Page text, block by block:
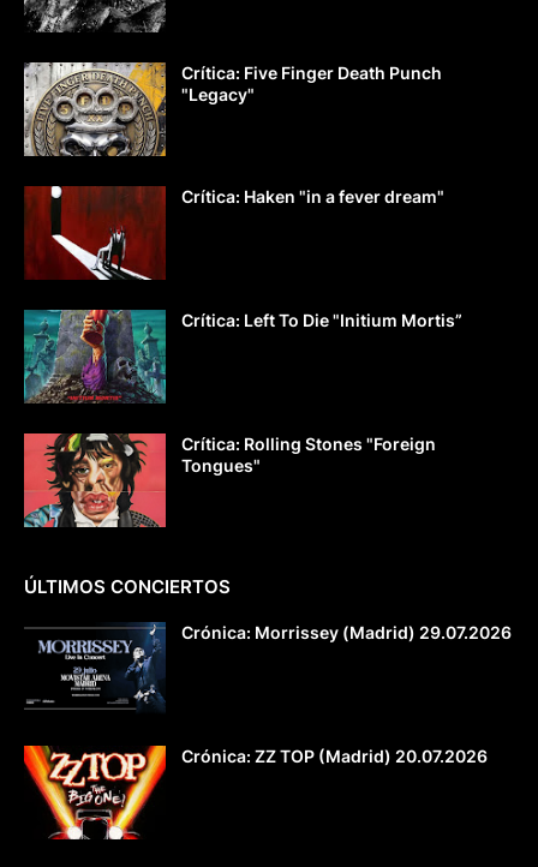
Crítica: Five Finger Death Punch
"Legacy"
Crítica: Haken "in a fever dream"
Crítica: Left To Die "Initium Mortis”
Crítica: Rolling Stones "Foreign
Tongues"
ÚLTIMOS CONCIERTOS
Crónica: Morrissey (Madrid) 29.07.2026
Crónica: ZZ TOP (Madrid) 20.07.2026